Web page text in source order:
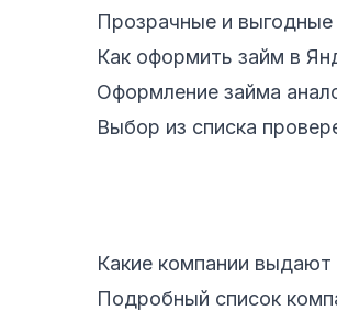
Прозрачные и выгодные
Как оформить займ в
Оформление займа
Выбор из списка
Какие компании
Подробный список